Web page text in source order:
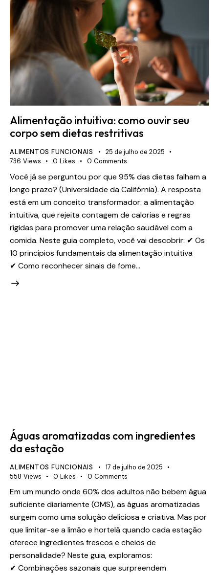
Alimentação intuitiva: como ouvir seu
corpo sem dietas restritivas
ALIMENTOS FUNCIONAIS
25 de julho de 2025
736 Views 0 Likes 0 Comments
Você já se perguntou por que 95% das dietas falham a
longo prazo? (Universidade da Califórnia). A resposta
está em um conceito transformador: a alimentação
intuitiva, que rejeita contagem de calorias e regras
rígidas para promover uma relação saudável com a
comida. Neste guia completo, você vai descobrir: ✔ Os
10 princípios fundamentais da alimentação intuitiva
✔ Como reconhecer sinais de fome…
Águas aromatizadas com ingredientes
da estação
ALIMENTOS FUNCIONAIS
17 de julho de 2025
558 Views 0 Likes 0 Comments
Em um mundo onde 60% dos adultos não bebem água
suficiente diariamente (OMS), as águas aromatizadas
surgem como uma solução deliciosa e criativa. Mas por
que limitar-se a limão e hortelã quando cada estação
oferece ingredientes frescos e cheios de
personalidade? Neste guia, exploramos:
✔ Combinações sazonais que surpreendem